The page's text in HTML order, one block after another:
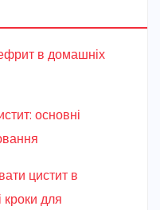
в домашніх
основні
цистит в
для